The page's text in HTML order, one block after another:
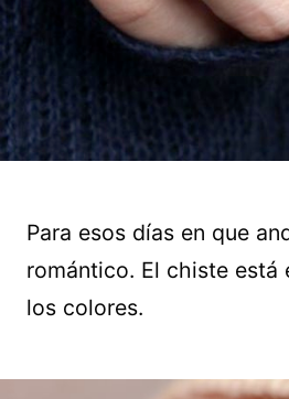
Para esos días en que
romántico. El chiste está
los colores.